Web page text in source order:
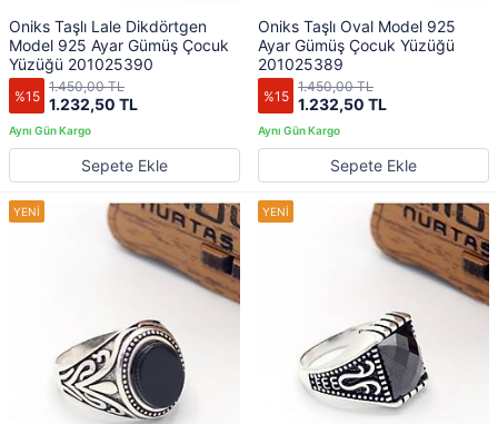
Oniks Taşlı Lale Dikdörtgen
Model 925 Ayar Gümüş Çocuk
Yüzüğü 201025390
%15 1.232,50 TL
1.450,00 TL
Sepete Ekle
Oniks Taşlı Oval Model 925
Ayar Gümüş Çocuk Yüzüğü
201025389
%15 1.232,50 TL
1.450,00 TL
Sepete Ekle